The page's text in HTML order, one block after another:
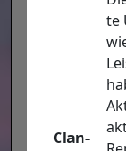
Clan­
te